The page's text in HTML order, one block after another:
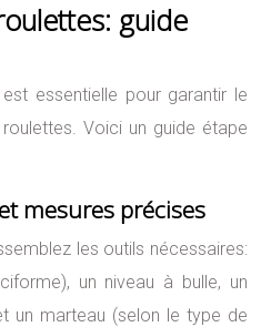
guide
essentielle pour garantir le
Voici un guide étape
mesures précises
les outils nécessaires:
un niveau à bulle, un
un marteau (selon le type de